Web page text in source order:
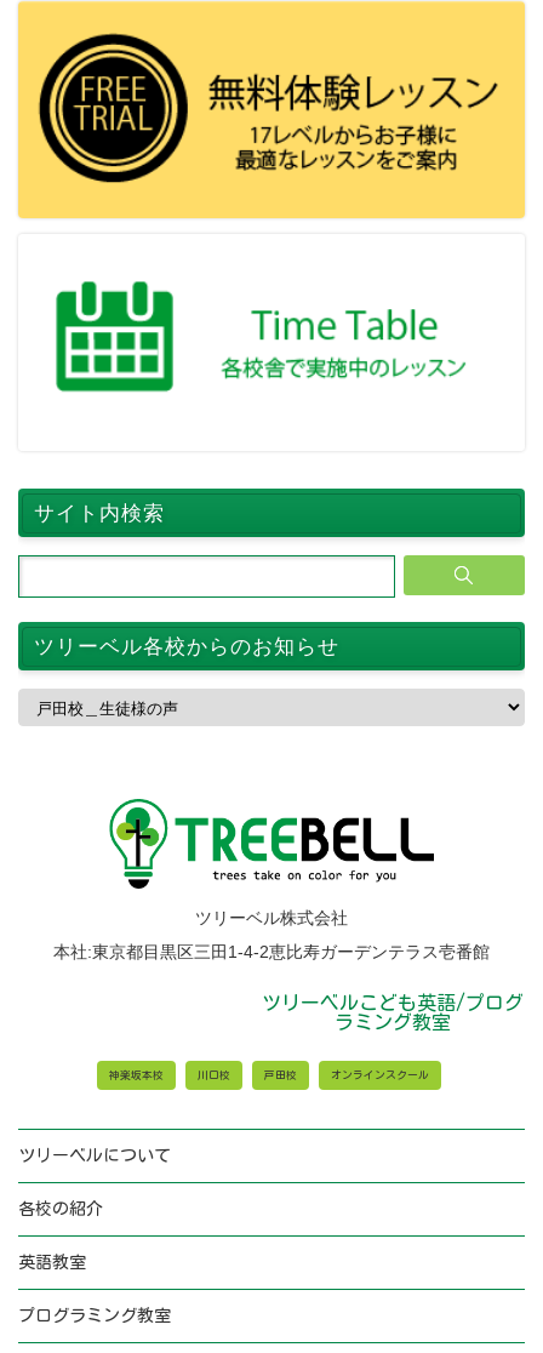
サイト内検索
ツリーベル各校からのお知らせ
ツリーベル株式会社
本社:東京都目黒区三田1-4-2恵比寿ガーデンテラス壱番館
ツリーベルこども英語/プログ
ラミング教室
神楽坂本校 川口校 戸田校 オンラインスクール
ツリーベルについて
各校の紹介
英語教室
プログラミング教室